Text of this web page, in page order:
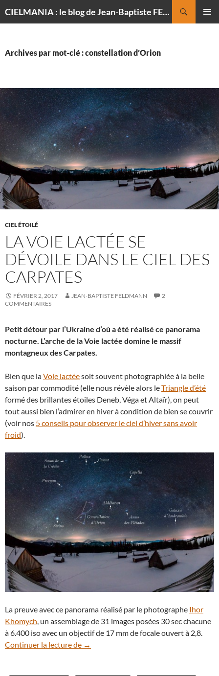
CIELMANIA : le blog de Jean-Baptiste FELDMANN, photographe du ciel
Archives par mot-clé : constellation d’Orion
CIEL ÉTOILÉ
LA VOIE LACTÉE SE
DÉVOILE DANS LE CIEL DES
CARPATES
FÉVRIER 2, 2017 JEAN-BAPTISTE FELDMANN
2
COMMENTAIRES
Petit détour par l’Ukraine d’où a été réalisé ce panorama
nocturne. L’arche de la Voie lactée domine le massif
montagneux des Carpates.
Bien que laVoie lactéesoit souvent photographiée à la belle
saison par commodité (elle nous révèle alors leTriangle d’été
formé des brillantes étoiles Deneb, Véga et Altaïr), on peut
tout aussi bien l’admirer en hiver à condition de bien se couvrir
(voir nos 5 conseils pour observer le ciel d’hiver sans avoir
froid).
La preuve avec ce panorama réalisé par le photographe Ihor
Khomych, un assemblage de 31 images posées 30 sec chacune
à 6.400 iso avec un objectif de 17 mm de focale ouvert à 2,8.
Continuer la lecture de La Voie lactée se dévoile dans le ciel des
→